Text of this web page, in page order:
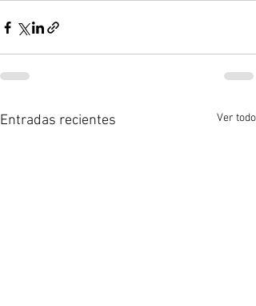
Entradas recientes Ver todo